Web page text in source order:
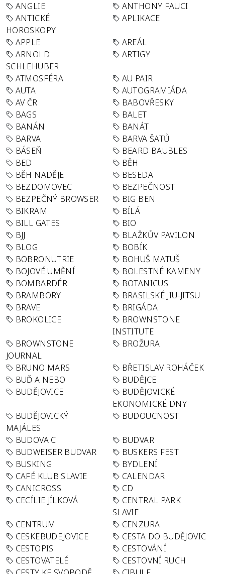
ANGLIE
ANTHONY FAUCI
ANTICKÉ
HOROSKOPY
APLIKACE
APPLE
AREÁL
ARNOLD
SCHLEHUBER
ARTIGY
ATMOSFÉRA
AU PAIR
AUTA
AUTOGRAMIÁDA
AV ČR
BABOVŘESKY
BAGS
BALET
BANÁN
BANÁT
BARVA
BARVA ŠATŮ
BÁSEŇ
BEARD BAUBLES
BED
BĚH
BĚH NADĚJE
BESEDA
BEZDOMOVEC
BEZPEČNOST
BEZPEČNÝ BROWSER
BIG BEN
BIKRAM
BÍLÁ
BILL GATES
BIO
BJJ
BLAŽKŮV PAVILON
BLOG
BOBÍK
BOBRONUTRIE
BOHUŠ MATUŠ
BOJOVÉ UMĚNÍ
BOLESTNÉ KAMENY
BOMBARDÉR
BOTANICUS
BRAMBORY
BRASILSKÉ JIU-JITSU
BRAVE
BRIGÁDA
BROKOLICE
BROWNSTONE
INSTITUTE
BROWNSTONE
JOURNAL
BROŽURA
BRUNO MARS
BŘETISLAV ROHÁČEK
BUĎ A NEBO
BUDĚJCE
BUDĚJOVICE
BUDĚJOVICKÉ
EKONOMICKÉ DNY
BUDĚJOVICKÝ
MAJÁLES
BUDOUCNOST
BUDOVA C
BUDVAR
BUDWEISER BUDVAR
BUSKERS FEST
BUSKING
BYDLENÍ
CAFÉ KLUB SLAVIE
CALENDAR
CANICROSS
CD
CECÍLIE JÍLKOVÁ
CENTRAL PARK
SLAVIE
CENTRUM
CENZURA
CESKEBUDEJOVICE
CESTA DO BUDĚJOVIC
CESTOPIS
CESTOVÁNÍ
CESTOVATELÉ
CESTOVNÍ RUCH